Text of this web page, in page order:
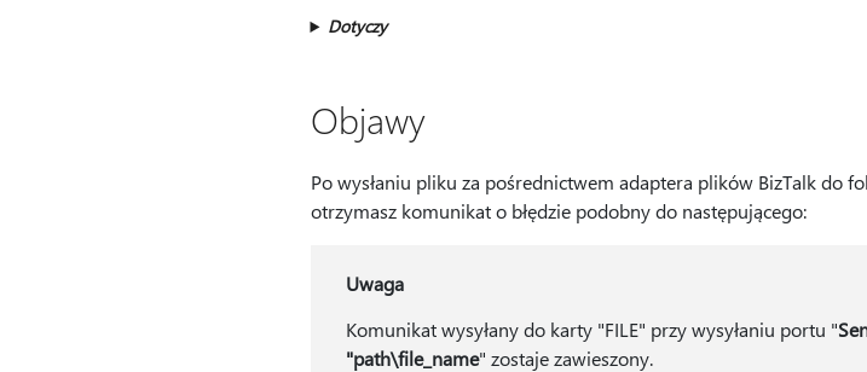
Dotyczy
Objawy
Po wysłaniu pliku za pośrednictwem adaptera plików BizTalk do
otrzymasz komunikat o błędzie podobny do następującego:
Uwaga
Komunikat wysyłany do karty "FILE" przy wysyłaniu portu "
"path\file_name" zostaje zawieszony.